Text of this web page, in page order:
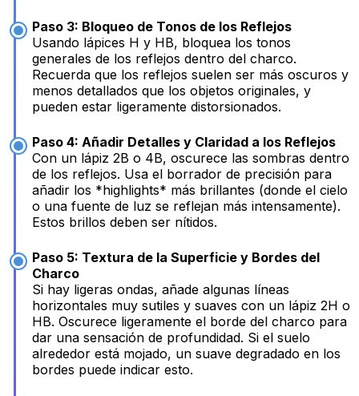
Paso 3: Bloqueo de Tonos de los Reflejos
Usando lápices H y HB, bloquea los tonos
generales de los reflejos dentro del charco.
Recuerda que los reflejos suelen ser más oscuros y
menos detallados que los objetos originales, y
pueden estar ligeramente distorsionados.
Paso 4: Añadir Detalles y Claridad a los Reflejos
Con un lápiz 2B o 4B, oscurece las sombras dentro
de los reflejos. Usa el borrador de precisión para
añadir los *highlights* más brillantes (donde el cielo
o una fuente de luz se reflejan más intensamente).
Estos brillos deben ser nítidos.
Paso 5: Textura de la Superficie y Bordes del
Charco
Si hay ligeras ondas, añade algunas líneas
horizontales muy sutiles y suaves con un lápiz 2H o
HB. Oscurece ligeramente el borde del charco para
dar una sensación de profundidad. Si el suelo
alrededor está mojado, un suave degradado en los
bordes puede indicar esto.